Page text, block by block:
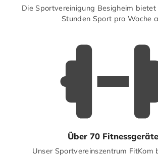
Die Sportvereinigung Besigheim
Stunden Sport pro Woche
Über 70 Fitnessgeräte
Unser Sportvereinszentrum FitKom